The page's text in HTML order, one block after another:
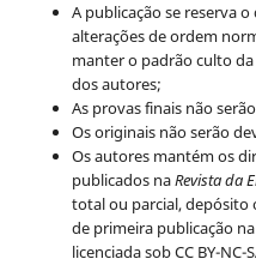
A publicação se reserva
alterações de ordem
manter o padrão culto
dos autores;
As provas finais não
Os originais não serão
Os autores mantém os
publicados naRevista da
total ou parcial, depósito
de primeira publicação
licenciada sob CC BY-NC-